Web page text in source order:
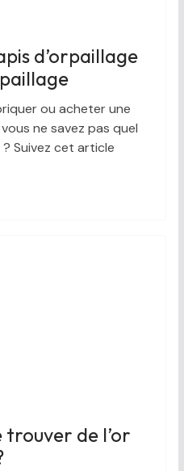
d’orpaillage
ou acheter une
ne savez pas quel
Suivez cet article
trouver de l’or